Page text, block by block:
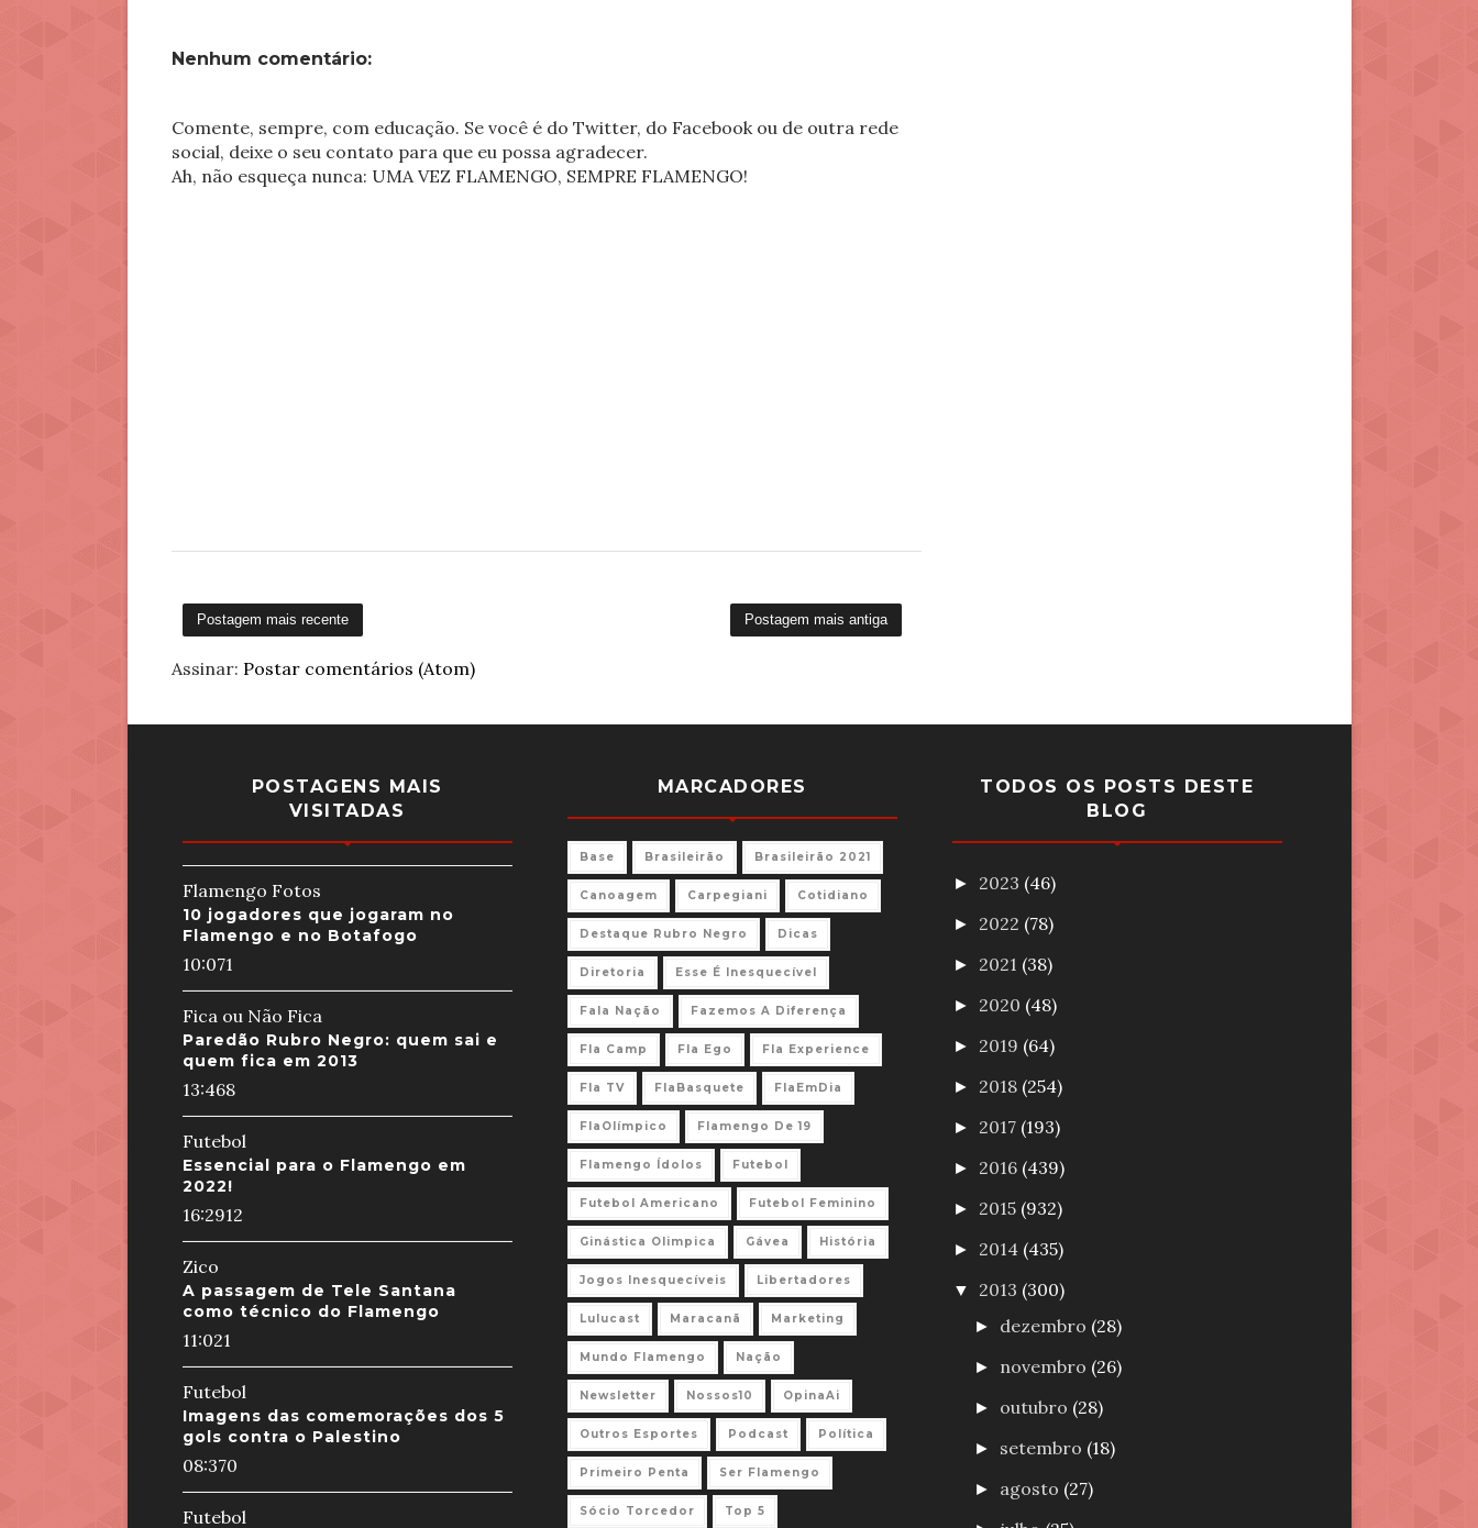
Nenhum comentário:
Comente, sempre, com educação. Se você é do Twitter, do Facebook ou de outra rede
social, deixe o seu contato para que eu possa agradecer.
Ah, não esqueça nunca: UMA VEZ FLAMENGO, SEMPRE FLAMENGO!
Postagem mais recente Postagem mais antiga
Assinar: Postar comentários (Atom)
POSTAGENS MAIS
VISITADAS
Flamengo Fotos
10 jogadores que jogaram no
Flamengo e no Botafogo
10:071
Fica ou Não Fica
Paredão Rubro Negro: quem sai e
quem fica em 2013
13:468
Futebol
Essencial para o Flamengo em
2022!
16:2912
Zico
A passagem de Tele Santana
como técnico do Flamengo
11:021
Futebol
Imagens das comemorações dos 5
gols contra o Palestino
08:370
Futebol
MARCADORES
Base Brasileirão Brasileirão 2021
Canoagem Carpegiani Cotidiano
Destaque Rubro Negro Dicas
Diretoria Esse É Inesquecível
Fala Nação Fazemos A Diferença
Fla Camp Fla Ego Fla Experience
Fla TV FlaBasquete FlaEmDia
FlaOlímpico Flamengo De 19
Flamengo Ídolos Futebol
Futebol Americano Futebol Feminino
Ginástica Olimpica Gávea História
Jogos Inesquecíveis Libertadores
Lulucast Maracanã Marketing
Mundo Flamengo Nação
Newsletter Nossos10 OpinaAi
Outros Esportes Podcast Política
Primeiro Penta Ser Flamengo
Sócio Torcedor Top 5
TODOS OS POSTS DESTE
BLOG
► 2023 (46)
► 2022 (78)
► 2021 (38)
► 2020 (48)
► 2019 (64)
► 2018 (254)
► 2017 (193)
► 2016 (439)
► 2015 (932)
► 2014 (435)
▼ 2013 (300)
► dezembro (28)
► novembro (26)
► outubro (28)
► setembro (18)
► agosto (27)